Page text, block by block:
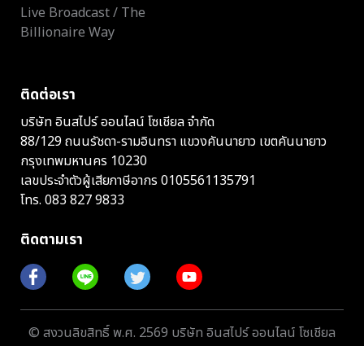
Live Broadcast / The
Billionaire Way
ติดต่อเรา
บริษัท อินสไปร์ ออนไลน์ โซเชียล จำกัด
88/129 ถนนรัชดา-รามอินทรา แขวงคันนายาว เขตคันนายาว
กรุงเทพมหานคร 10230
เลขประจำตัวผู้เสียภาษีอากร 0105561135791
โทร. 083 827 9833
ติดตามเรา
© สงวนลิขสิทธิ์ พ.ศ. 2569 บริษัท อินสไปร์ ออนไลน์ โซเชียล